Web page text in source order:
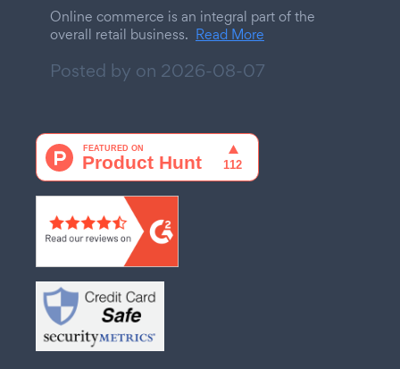
Online commerce is an integral part of the
overall retail business. Read More
Posted by on 2026-08-07